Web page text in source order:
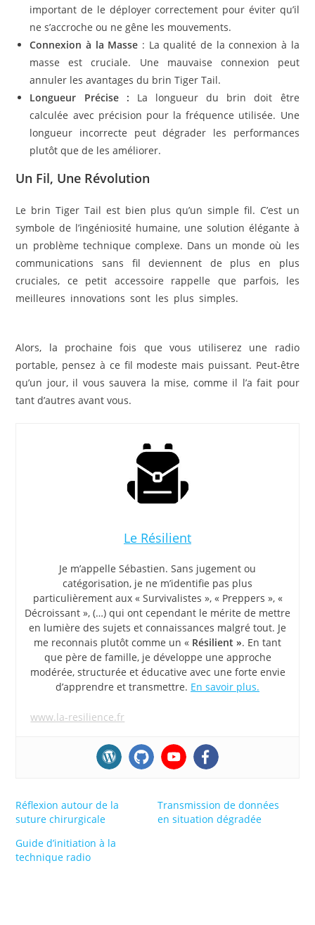
important de le déployer correctement pour éviter qu’il
ne s’accroche ou ne gêne les mouvements.
Connexion à la Masse : La qualité de la connexion à la
masse est cruciale. Une mauvaise connexion peut
annuler les avantages du brin Tiger Tail.
Longueur Précise : La longueur du brin doit être
calculée avec précision pour la fréquence utilisée. Une
longueur incorrecte peut dégrader les performances
plutôt que de les améliorer.
Un Fil, Une Révolution
Le brin Tiger Tail est bien plus qu’un simple fil. C’est un
symbole de l’ingéniosité humaine, une solution élégante à
un problème technique complexe. Dans un monde où les
communications sans fil deviennent de plus en plus
cruciales, ce petit accessoire rappelle que parfois, les
meilleures innovations sont les plus simples.
Alors, la prochaine fois que vous utiliserez une radio
portable, pensez à ce fil modeste mais puissant. Peut-être
qu’un jour, il vous sauvera la mise, comme il l’a fait pour
tant d’autres avant vous.
Le Résilient
Je m’appelle Sébastien. Sans jugement ou
catégorisation, je ne m’identifie pas plus
particulièrement aux « Survivalistes », « Preppers », «
Décroissant », (…) qui ont cependant le mérite de mettre
en lumière des sujets et connaissances malgré tout. Je
me reconnais plutôt comme un « Résilient ». En tant
que père de famille, je développe une approche
modérée, structurée et éducative avec une forte envie
d’apprendre et transmettre. En savoir plus.
www.la-resilience.fr
Réflexion autour de la
suture chirurgicale
Transmission de données
en situation dégradée
Guide d’initiation à la
technique radio